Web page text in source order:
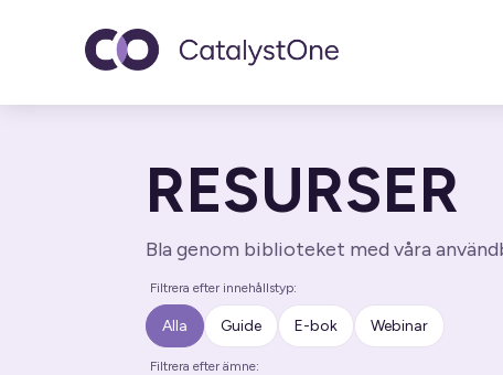
Toggle navigation
RESURSER
Bla genom biblioteket med våra
Filtrera efter innehållstyp:
Alla Guide E-bok Webinar
Filtrera efter ämne: